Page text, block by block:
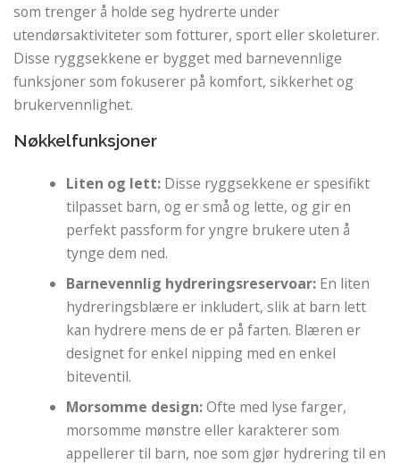
som trenger å holde seg hydrerte under
utendørsaktiviteter som fotturer, sport eller skoleturer.
Disse ryggsekkene er bygget med barnevennlige
funksjoner som fokuserer på komfort, sikkerhet og
brukervennlighet.
Nøkkelfunksjoner
Liten og lett: Disse ryggsekkene er spesifikt
tilpasset barn, og er små og lette, og gir en
perfekt passform for yngre brukere uten å
tynge dem ned.
Barnevennlig hydreringsreservoar: En liten
hydreringsblære er inkludert, slik at barn lett
kan hydrere mens de er på farten. Blæren er
designet for enkel nipping med en enkel
biteventil.
Morsomme design:Ofte med lyse farger,
morsomme mønstre eller karakterer som
appellerer til barn, noe som gjør hydrering til en